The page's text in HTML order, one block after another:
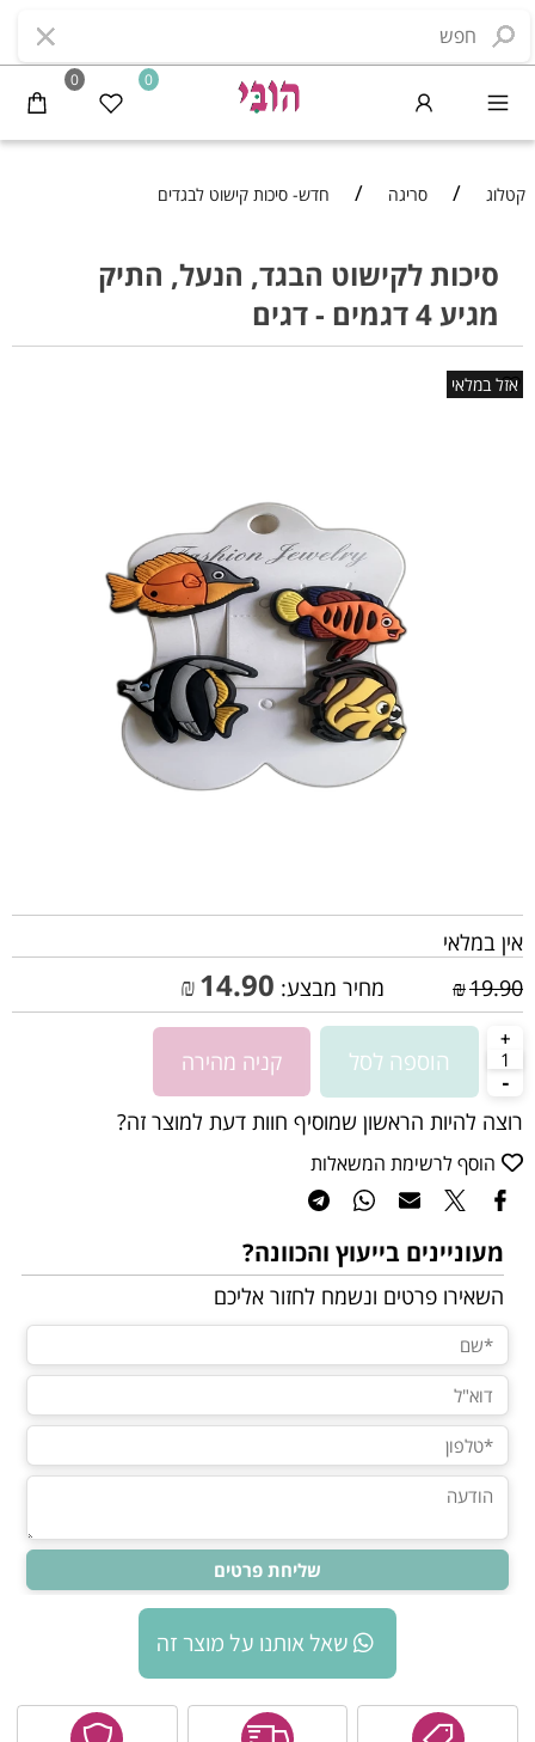
0 0
קטלוג / סריגה / חדש- סיכות קישוט לבגדים
סיכות לקישוט הבגד, הנעל, התיק
מגיע 4 דגמים - דגים
אזל במלאי
אין במלאי
₪19.90 מחיר מבצע: ₪14.90
הוספה לסל קניה מהירה
רוצה להיות הראשון שמוסיף חוות דעת למוצר זה?
הוסף לרשימת המשאלות
מעוניינים בייעוץ והכוונה?
השאירו פרטים ונשמח לחזור אליכם
שאל אותנו על מוצר זה